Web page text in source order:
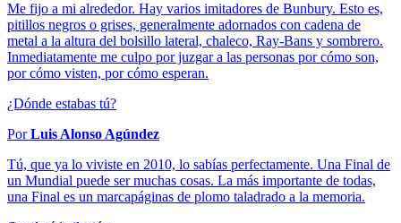
Me fijo a mi alrededor. Hay varios imitadores de Bunbury. Esto es,
pitillos negros o grises, generalmente adornados con cadena de
metal a la altura del bolsillo lateral, chaleco, Ray-Bans y sombrero.
Inmediatamente me culpo por juzgar a las personas por cómo son,
por cómo visten, por cómo esperan.
¿Dónde estabas tú?
PorLuis Alonso Agúndez
Tú, que ya lo viviste en 2010, lo sabías perfectamente. Una Final de
un Mundial puede ser muchas cosas. La más importante de todas,
una Final es un marcapáginas de plomo taladrado a la memoria.